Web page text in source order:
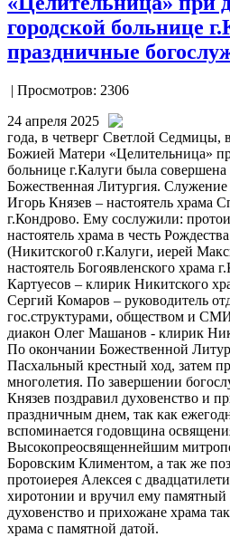
городской больнице
праздничные
| Просмотров: 2306
24 апреля 2025
года, в четверг Светлой Седмицы,
Божией Матери «Целительница»
больнице г.Калуги была совершена
Божественная Литургия. Служение
Игорь Князев – настоятель храма
г.Кондрово. Ему сослужили:
настоятель храма в честь
(Никитского0 г.Калуги, иерей
настоятель Богоявленского храма
Картуесов – клирик Никитского
Сергий Комаров – руководитель
гос.структурами, обществом и
диакон Олег Машанов - клирик
По окончании Божественной
Пасхальный крестный ход, затем
многолетия. По завершении
Князев поздравил духовенство и
праздничным днем, так как
вспоминается годовщина
Высокопреосвященнейшим
Боровским Климентом, а так же
протоиерея Алексея с
хиротонии и вручил ему
духовенство и прихожане храма
храма с памятной датой.